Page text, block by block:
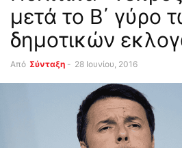
μετά το Β΄ γύρο
δημοτικών
Από Σύνταξη - 28 Ιουνίου, 2016